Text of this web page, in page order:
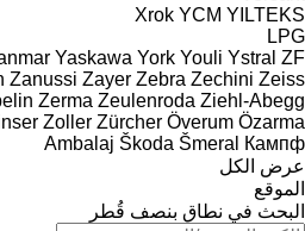
Xrok YCM YILTEKS
LPG
Yaskawa York Youli Ystral ZF
Zanussi Zayer Zebra Zechini Zeiss
Zerma Zeulenroda Ziehl-Abegg
Zoller Zürcher Överum Özarma
Ambalaj Škoda Šmeral
Кампф
عرض الكل
الموقع
البحث في نطاق بنصف قُطر